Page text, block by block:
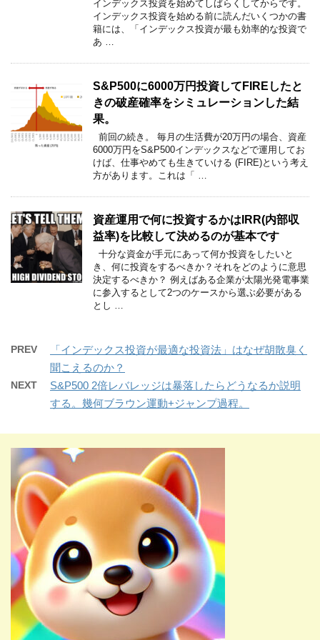
インデックス投資を始めてしばらくしてからです。
インデックス投資を始める前に読んだいくつかの書
籍には、「インデックス投資が最も効率的な投資で
あ …
S&P500に6000万円投資してFIREしたと
きの破産確率をシミュレーションした結
果。
前回の続き。 毎月の生活費が20万円の場合、資産
6000万円をS&P500インデックスなどで運用してお
けば、仕事やめても生きていける (FIRE)という考え
方があります。これは「 …
資産運用で何に投資するかはIRR(内部収
益率)を比較して決めるのが基本です
十分な資金が手元にあって何か投資をしたいと
き、何に投資をするべきか？それをどのように意思
決定するべきか？ 例えばある企業が太陽光発電事業
に参入するとして2つのケースから選ぶ必要がある
とし …
PREV
「インデックス投資が最適な投資法」はなぜ胡散臭く
聞こえるのか？
NEXT
S&P500 2倍レバレッジは暴落したらどうなるか説明
する。幾何ブラウン運動+ジャンプ過程。